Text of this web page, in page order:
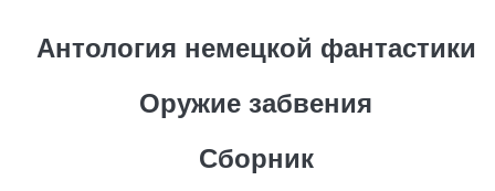
Антология немецкой фантастики
Оружие забвения
Сборник